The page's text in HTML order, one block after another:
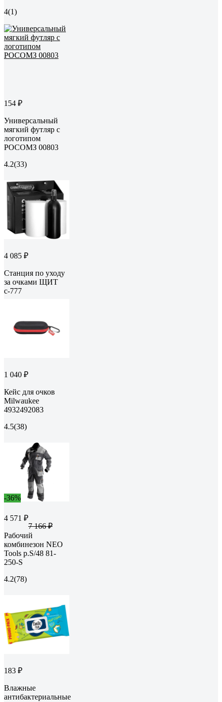
4(1)
154 ₽
Универсальный
мягкий футляр с
логотипом
РОСОМЗ 00803
4.2(33)
4 085 ₽
Станция по уходу
за очками ЩИТ
с-777
1 040 ₽
Кейс для очков
Milwaukee
4932492083
4.5(38)
-36%
4 571 ₽
7 166 ₽
Рабочий
комбинезон NEO
Tools p.S/48 81-
250-S
4.2(78)
183 ₽
Влажные
антибактериальные